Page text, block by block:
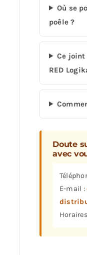
Où se
poêle ?
Ce joint
RED
Doute
avec
E-mail :